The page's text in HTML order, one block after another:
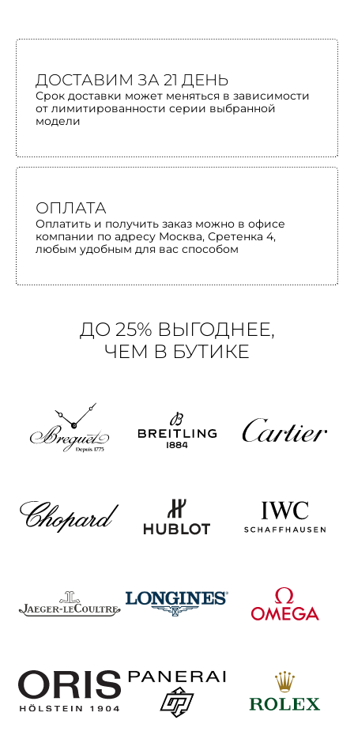
ДОСТАВИМ ЗА 21 ДЕНЬ
Срок доставки может меняться в зависимости
от лимитированности серии выбранной
модели
ОПЛАТА
Оплатить и получить заказ можно в офисе
компании по адресу Москва, Сретенка 4,
любым удобным для вас способом
ДО 25% ВЫГОДНЕЕ,
ЧЕМ В БУТИКЕ